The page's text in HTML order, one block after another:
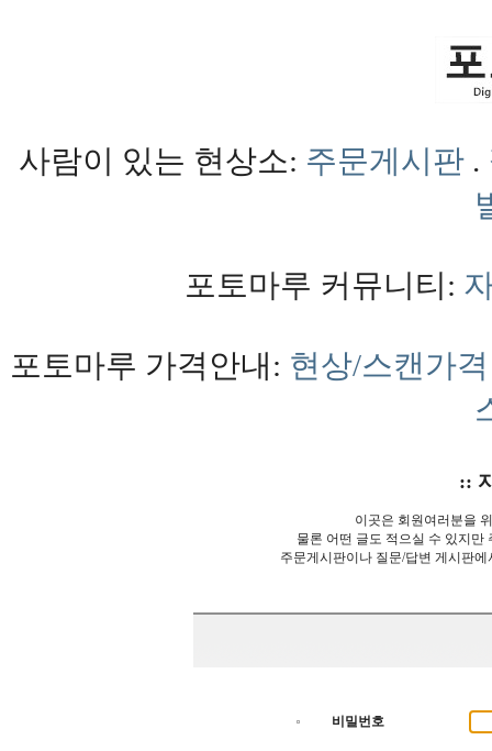
사람이 있는 현상소: 주문게시판 .
포토마루 커뮤니티:
포토마루 가격안내: 현상/스캔가격
::
이곳은 회원여러분을
물론 어떤 글도 적으실 수 있지만
주문게시판이나 질문/답변 게시판
비밀번호